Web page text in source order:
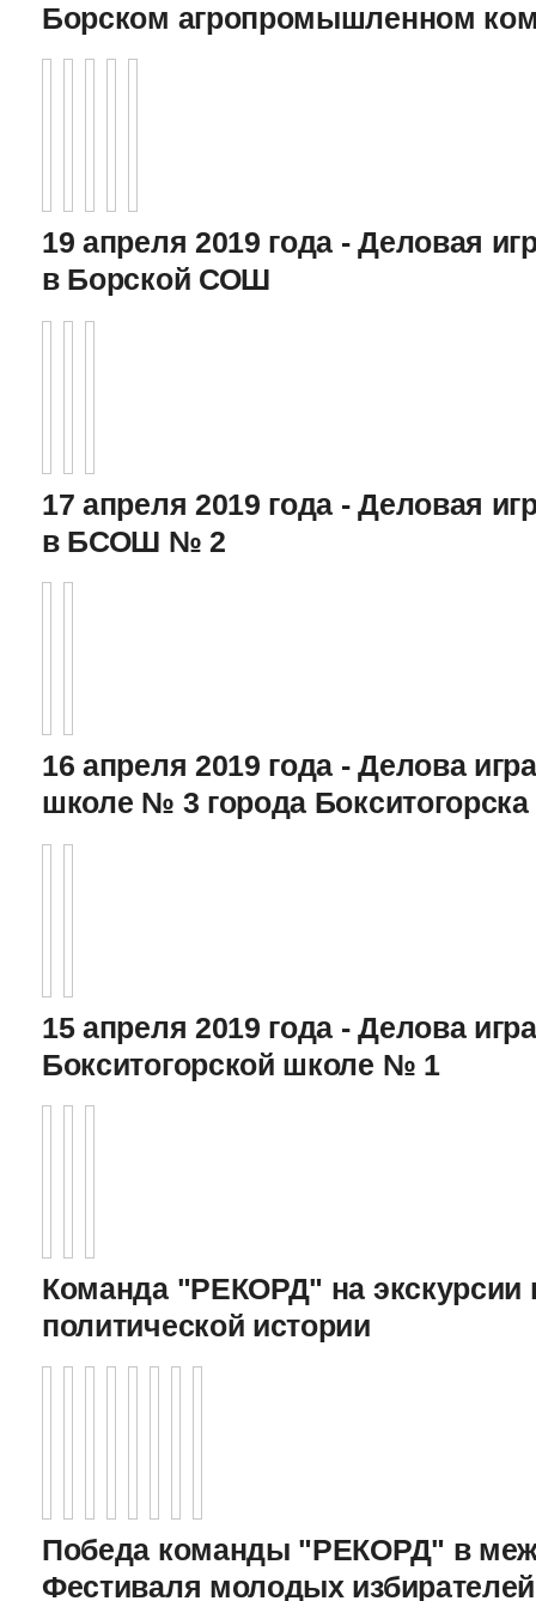
Борском агропромышленном
19 апреля 2019 года - Деловая
в Борской СОШ
17 апреля 2019 года - Деловая
в БСОШ № 2
16 апреля 2019 года - Делова
школе № 3 города Бокситогорска
15 апреля 2019 года - Делова
Бокситогорской школе № 1
Команда "РЕКОРД" на экскурсии
политической истории
Победа команды "РЕКОРД" в
Фестиваля молодых